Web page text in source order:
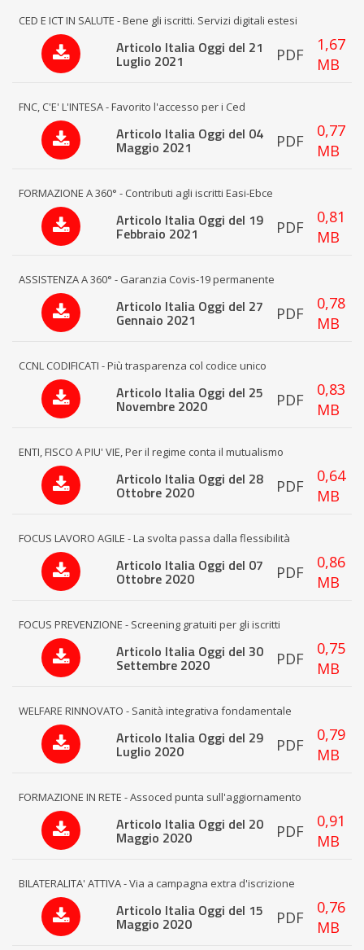
CED E ICT IN SALUTE - Bene gli iscritti. Servizi digitali estesi
Articolo Italia Oggi del 21
Luglio 2021 PDF
1,67
MB
FNC, C'E' L'INTESA - Favorito l'accesso per i Ced
Articolo Italia Oggi del 04
Maggio 2021 PDF
0,77
MB
FORMAZIONE A 360° - Contributi agli iscritti Easi-Ebce
Articolo Italia Oggi del 19
Febbraio 2021 PDF
0,81
MB
ASSISTENZA A 360° - Garanzia Covis-19 permanente
Articolo Italia Oggi del 27
Gennaio 2021 PDF
0,78
MB
CCNL CODIFICATI - Più trasparenza col codice unico
Articolo Italia Oggi del 25
Novembre 2020 PDF
0,83
MB
ENTI, FISCO A PIU' VIE, Per il regime conta il mutualismo
Articolo Italia Oggi del 28
Ottobre 2020 PDF
0,64
MB
FOCUS LAVORO AGILE - La svolta passa dalla flessibilità
Articolo Italia Oggi del 07
Ottobre 2020 PDF
0,86
MB
FOCUS PREVENZIONE - Screening gratuiti per gli iscritti
Articolo Italia Oggi del 30
Settembre 2020 PDF
0,75
MB
WELFARE RINNOVATO - Sanità integrativa fondamentale
Articolo Italia Oggi del 29
Luglio 2020 PDF
0,79
MB
FORMAZIONE IN RETE - Assoced punta sull'aggiornamento
Articolo Italia Oggi del 20
Maggio 2020 PDF
0,91
MB
BILATERALITA' ATTIVA - Via a campagna extra d'iscrizione
Articolo Italia Oggi del 15
Maggio 2020 PDF
0,76
MB